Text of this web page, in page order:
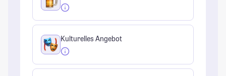
Kulturelles Angebot